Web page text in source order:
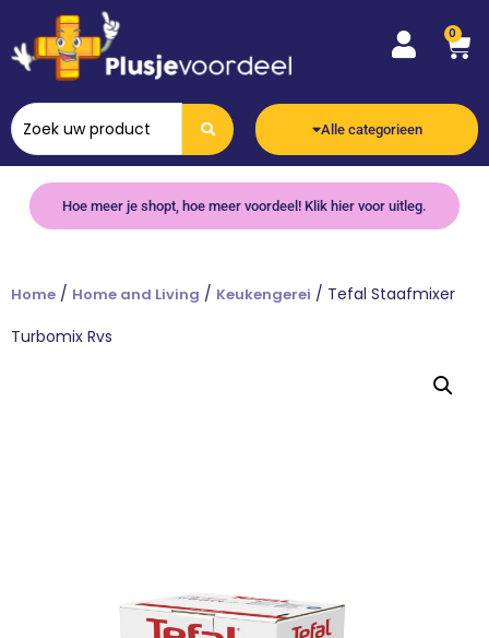
0
Alle categorieen
Hoe meer je shopt, hoe meer voordeel! Klik hier voor uitleg.
Home / Home and Living / Keukengerei / Tefal Staafmixer
Turbomix Rvs